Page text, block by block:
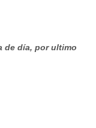
de día, por ultimo